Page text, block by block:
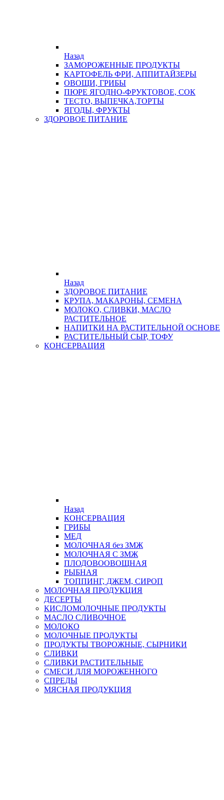
Назад
ЗАМОРОЖЕННЫЕ ПРОДУКТЫ
КАРТОФЕЛЬ ФРИ, АППИТАЙЗЕРЫ
ОВОЩИ, ГРИБЫ
ПЮРЕ ЯГОДНО-ФРУКТОВОЕ, СОК
ТЕСТО, ВЫПЕЧКА,ТОРТЫ
ЯГОДЫ, ФРУКТЫ
ЗДОРОВОЕ ПИТАНИЕ
Назад
ЗДОРОВОЕ ПИТАНИЕ
КРУПА, МАКАРОНЫ, СЕМЕНА
МОЛОКО, СЛИВКИ, МАСЛО
РАСТИТЕЛЬНОЕ
НАПИТКИ НА РАСТИТЕЛЬНОЙ ОСНОВЕ
РАСТИТЕЛЬНЫЙ СЫР, ТОФУ
КОНСЕРВАЦИЯ
Назад
КОНСЕРВАЦИЯ
ГРИБЫ
МЕД
МОЛОЧНАЯ без ЗМЖ
МОЛОЧНАЯ С ЗМЖ
ПЛОДОВООВОЩНАЯ
РЫБНАЯ
ТОППИНГ, ДЖЕМ, СИРОП
МОЛОЧНАЯ ПРОДУКЦИЯ
ДЕСЕРТЫ
КИСЛОМОЛОЧНЫЕ ПРОДУКТЫ
МАСЛО СЛИВОЧНОЕ
МОЛОКО
МОЛОЧНЫЕ ПРОДУКТЫ
ПРОДУКТЫ ТВОРОЖНЫЕ, СЫРНИКИ
СЛИВКИ
СЛИВКИ РАСТИТЕЛЬНЫЕ
СМЕСИ ДЛЯ МОРОЖЕННОГО
СПРЕДЫ
МЯСНАЯ ПРОДУКЦИЯ